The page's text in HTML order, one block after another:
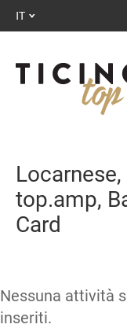
IT
top.amp,
Card
Nessuna attività
inseriti.